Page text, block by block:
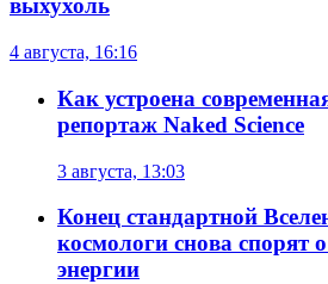
выхухоль
4 августа, 16:16
Как устроена
репортаж Naked Science
3 августа, 13:03
Конец стандартной
космологи снова спорят
энергии